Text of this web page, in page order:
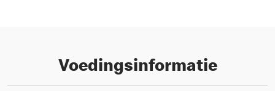
Voedingsinformatie